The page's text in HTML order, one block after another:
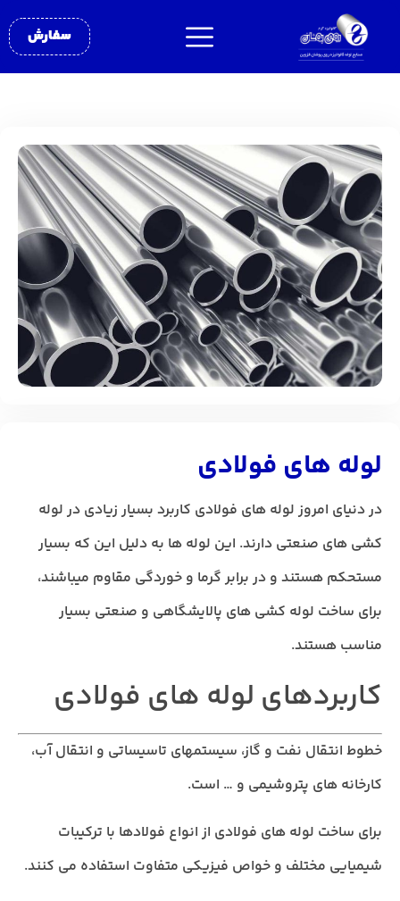
سفارش
لوله های فولادی
در دنیای امروز لوله های فولادی کاربرد بسیار زیادی در لوله
کشی های صنعتی دارند. این لوله ها به دلیل این که بسیار
مستحکم هستند و در برابر گرما و خوردگی مقاوم میباشند،
برای ساخت لوله کشی های پالایشگاهی و صنعتی بسیار
مناسب هستند.
کاربردهای لوله های فولادی
خطوط انتقال نفت و گاز، سیستمهای تاسیساتی و انتقال آب،
کارخانه های پتروشیمی و … است.
برای ساخت لوله های فولادی از انواع فولادها با ترکیبات
شیمیایی مختلف و خواص فیزیکی متفاوت استفاده می کنند.